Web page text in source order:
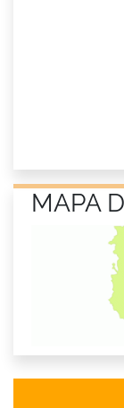
MAPA